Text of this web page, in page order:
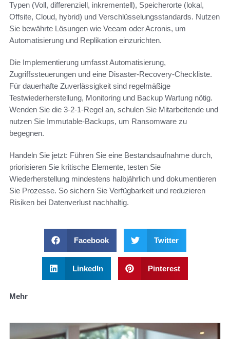
Typen (Voll, differenziell, inkrementell), Speicherorte (lokal,
Offsite, Cloud, hybrid) und Verschlüsselungsstandards. Nutzen
Sie bewährte Lösungen wie Veeam oder Acronis, um
Automatisierung und Replikation einzurichten.
Die Implementierung umfasst Automatisierung,
Zugriffssteuerungen und eine Disaster‑Recovery‑Checkliste.
Für dauerhafte Zuverlässigkeit sind regelmäßige
Testwiederherstellung, Monitoring und Backup Wartung nötig.
Wenden Sie die 3-2-1-Regel an, schulen Sie Mitarbeitende und
nutzen Sie Immutable-Backups, um Ransomware zu
begegnen.
Handeln Sie jetzt: Führen Sie eine Bestandsaufnahme durch,
priorisieren Sie kritische Elemente, testen Sie
Wiederherstellung mindestens halbjährlich und dokumentieren
Sie Prozesse. So sichern Sie Verfügbarkeit und reduzieren
Risiken bei Datenverlust nachhaltig.
Facebook Twitter
LinkedIn Pinterest
Mehr